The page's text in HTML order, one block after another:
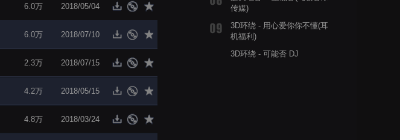
6.0万 2018/05/04
6.0万 2018/07/10
2.3万 2018/07/15
4.2万 2018/05/15
4.8万 2018/03/24
传媒)
3D环绕 - 用心爱你你不懂(耳
机福利)
3D环绕 - 可能否 DJ